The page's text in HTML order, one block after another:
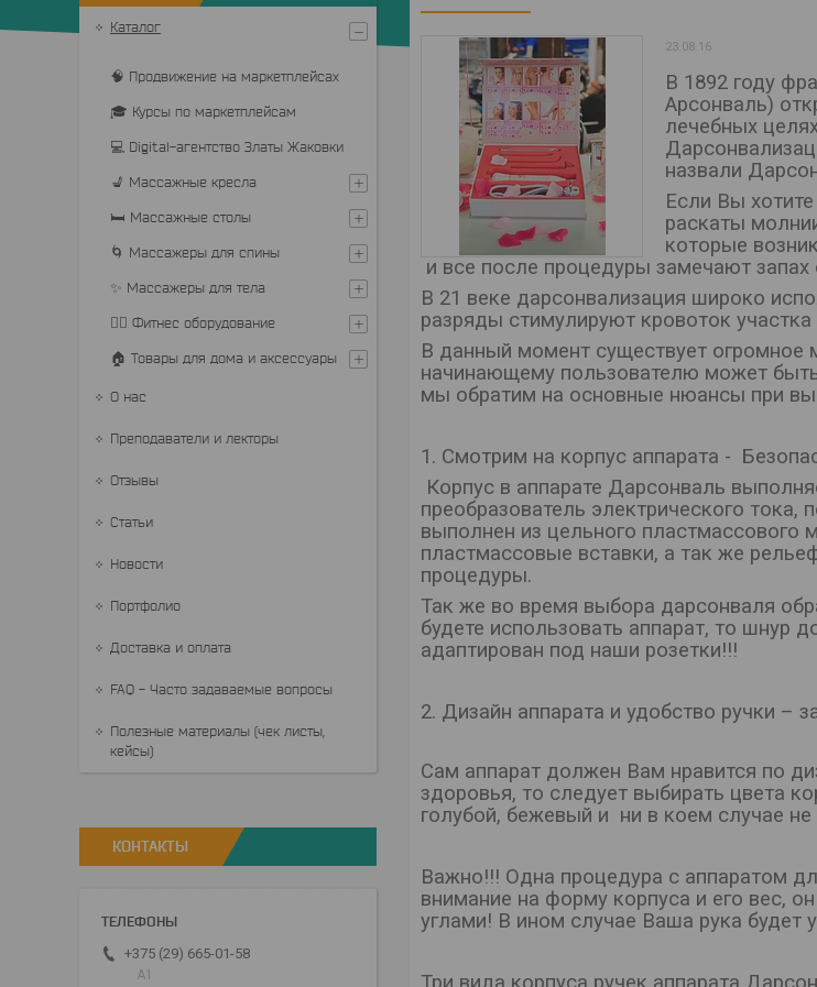
23.08.16
В 1892 году
Арсонваль)
лечебных
назвали
Если Вы
раскаты
которые
и все после процедуры замечают запах
В 21 веке дарсонвализация широко
разряды стимулируют кровоток
В данный момент существует огромное
начинающему пользователю может
мы обратим на основные нюансы при
1. Смотрим на корпус аппарата -
Корпус в аппарате Дарсонваль
преобразователь электрического
выполнен из цельного пластмассового
пластмассовые вставки, а так же
процедуры.
Так же во время выбора дарсонваля
будете использовать аппарат, то шнур
адаптирован под наши розетки!!!
2. Дизайн аппарата и удобство ручки –
Сам аппарат должен Вам нравится по
здоровья, то следует выбирать цвета
голубой, бежевый и ни в коем случае
Важно!!! Одна процедура с аппаратом
внимание на форму корпуса и его вес,
углами! В ином случае Ваша рука будет
Каталог
🧠 Продвижение на маркетплейсах
🎓 Курсы по маркетплейсам
💻 Digital-агентство Златы Жаковки
💺 Массажные кресла
🛏 Массажные столы
🌀 Массажеры для спины
✨ Массажеры для тела
🏋️‍♂️ Фитнес оборудование
🏠 Товары для дома и аксессуары
О нас
Преподаватели и лекторы
Отзывы
Статьи
Новости
Портфолио
Доставка и оплата
FAQ - Часто задаваемые вопросы
Полезные материалы (чек листы,
кейсы)
КОНТАКТЫ
+375 (29) 665-01-58
A1